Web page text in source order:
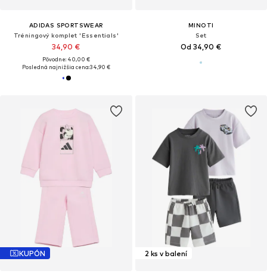
ADIDAS SPORTSWEAR
Tréningový komplet 'Essentials'
34,90 €
Pôvodne: 40,00 €
Posledná najnižšia cena:34,90 €
MINOTI
Set
Od 34,90 €
KUPÓN 2 ks v balení